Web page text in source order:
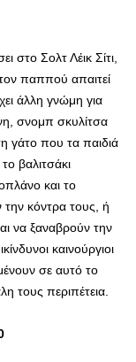
στο Σολτ Λέικ Σίτι,
παππού απαιτεί
άλλη γνώμη για
σνομπ σκυλίτσα
γάτο που τα παιδιά
βαλιτσάκι
και το
την κόντρα τους, ή
να ξαναβρούν την
καινούργιοι
σε αυτό το
τους περιπέτεια.